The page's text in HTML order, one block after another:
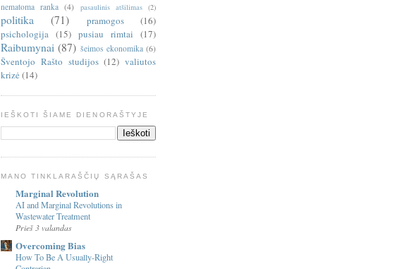
nematoma ranka (4) pasaulinis atšilimas (2)
politika (71) pramogos
(16)
psichologija (15) pusiau rimtai (17)
Raibumynai (87) šeimos ekonomika (6)
Šventojo Rašto studijos (12) valiutos
krizė (14)
IEŠKOTI ŠIAME DIENORAŠTYJE
MANO TINKLARAŠČIŲ SĄRAŠAS
Marginal Revolution
AI and Marginal Revolutions in
Wastewater Treatment
Prieš 3 valandas
Overcoming Bias
How To Be A Usually-Right